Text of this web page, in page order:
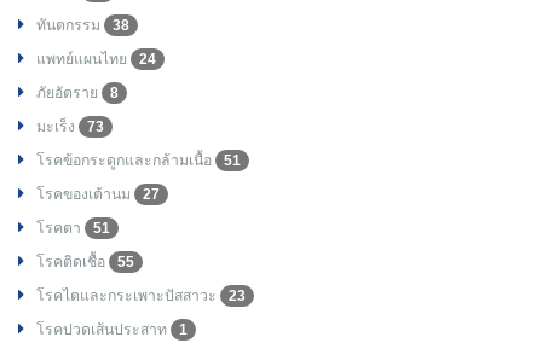
ทันตกรรม
38
แพทย์แผนไทย
24
ภัยอัตราย
8
มะเร็ง
73
โรคข้อกระดูกและกล้ามเนื้อ
51
โรคของเต้านม
27
โรคตา
51
โรคติดเชื้อ
55
โรคไตและกระเพาะปัสสาวะ
23
โรคปวดเส้นประสาท
1